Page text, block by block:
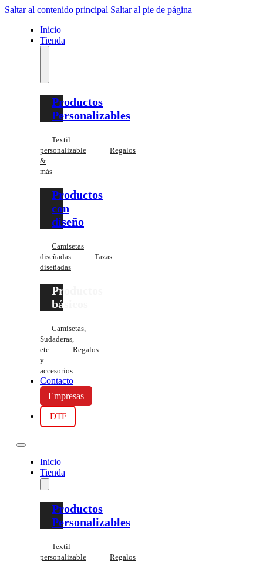
Saltar al contenido principal Saltar al pie de página
Inicio
Tienda
Productos
Personalizables
Textil
personalizable
Regalos
&
más
Productos
con
diseño
Camisetas
diseñadas
Tazas
diseñadas
Productos
básicos
Camisetas,
Sudaderas,
etc
Regalos
y
accesorios
Contacto
Empresas
DTF
Inicio
Tienda
Productos
Personalizables
Textil
personalizable
Regalos